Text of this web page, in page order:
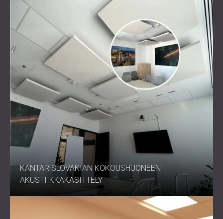
Ripustettu tyyli, parannettu
äänenvaimennus
ECHO CLOUD -akustinen kattolevy yhdistää edistyneen
tekniikan ja hienostuneen estetiikan tarjoten tehokkaan
äänenvaimennuksen ylhäältä päin.
Ota yhteyttä DECIBELiin jo tänäänja luo tila, joka kuulostaa
yhtä hyvältä kuin miltä se näyttää.
KANTAR SLOVAKIAN KOKOUSHUONEEN
AKUSTIIKKAKÄSITTELY